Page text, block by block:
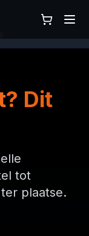
Dit
tot
plaatse.